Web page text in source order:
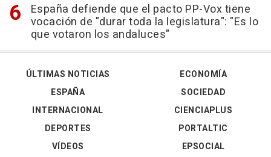
España defiende que el pacto PP-Vox tiene
vocación de "durar toda la legislatura": "Es lo
que votaron los andaluces"
ÚLTIMAS NOTICIAS
ESPAÑA
INTERNACIONAL
DEPORTES
VÍDEOS
ECONOMÍA
SOCIEDAD
CIENCIAPLUS
PORTALTIC
EPSOCIAL